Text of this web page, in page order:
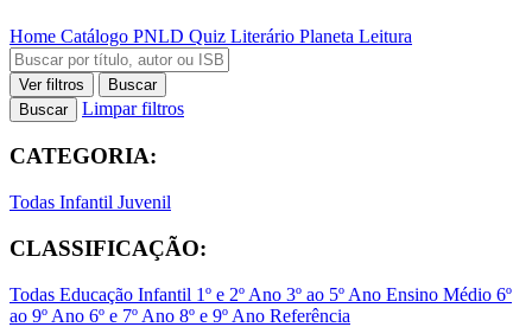
Home Catálogo PNLD Quiz Literário Planeta Leitura
Ver filtros
Buscar
Buscar
Limpar filtros
CATEGORIA:
Todas Infantil Juvenil
CLASSIFICAÇÃO:
Todas Educação Infantil 1º e 2º Ano 3º ao 5º Ano Ensino Médio 6º
ao 9º Ano 6º e 7º Ano 8º e 9º Ano Referência